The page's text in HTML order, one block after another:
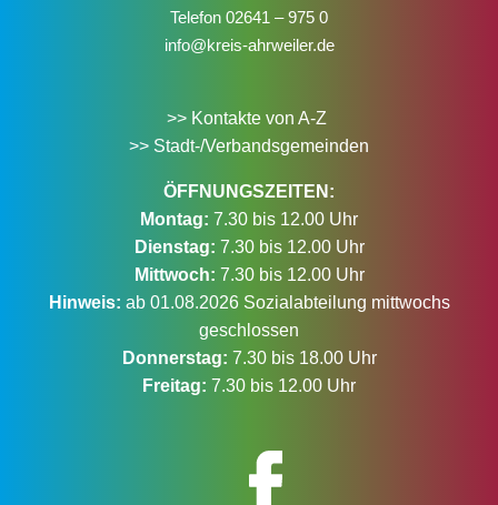
Telefon 02641 – 975 0
info@kreis-ahrweiler.de
>> Kontakte von A-Z
>> Stadt-/Verbandsgemeinden
ÖFFNUNGSZEITEN:
Montag: 7.30 bis 12.00 Uhr
Dienstag: 7.30 bis 12.00 Uhr
Mittwoch: 7.30 bis 12.00 Uhr
Hinweis: ab 01.08.2026 Sozialabteilung mittwochs
geschlossen
Donnerstag: 7.30 bis 18.00 Uhr
Freitag: 7.30 bis 12.00 Uhr